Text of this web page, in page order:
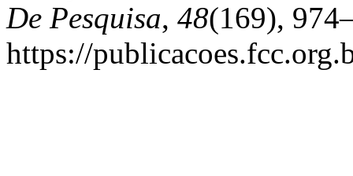
De Pesquisa, 48(169),
https://